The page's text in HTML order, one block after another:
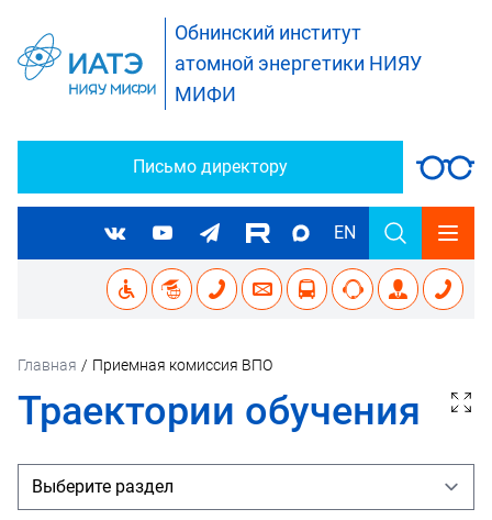
Обнинский институт
атомной энергетики НИЯУ
МИФИ
Письмо директору
EN
Главная / Приемная комиссия ВПО
Траектории обучения